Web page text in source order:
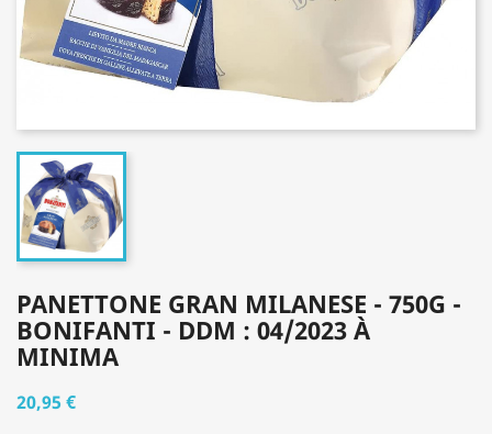
PANETTONE GRAN MILANESE - 750G -
BONIFANTI - DDM : 04/2023 À
MINIMA
20,95 €